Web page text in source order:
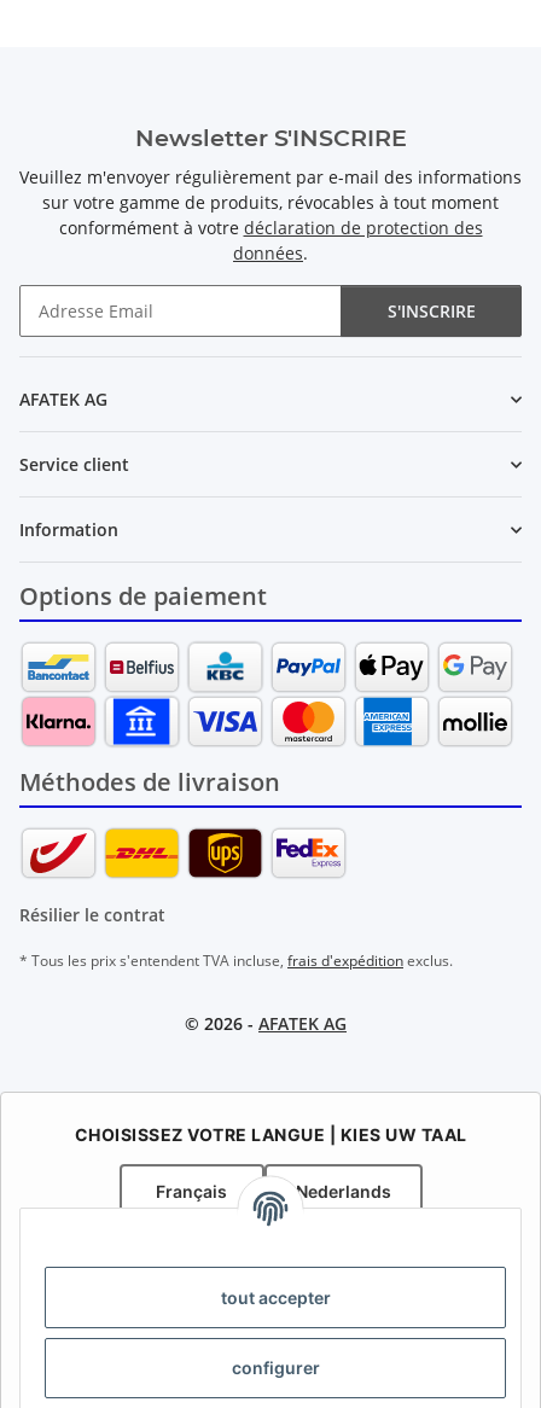
tout accepter
configurer
Newsletter S'INSCRIRE
Veuillez m'envoyer régulièrement par e-mail des informations
sur votre gamme de produits, révocables à tout moment
conformément à votre déclaration de protection des
données.
S'INSCRIRE
AFATEK AG
Service client
Information
Options de paiement
Méthodes de livraison
Résilier le contrat
* Tous les prix s'entendent TVA incluse, frais d'expéditionexclus.
© 2026 - AFATEK AG
CHOISISSEZ VOTRE LANGUE | KIES UW TAAL
Français Nederlands
specialist in onderdelen voor aanhangwagens
Contact:info@afatek.com